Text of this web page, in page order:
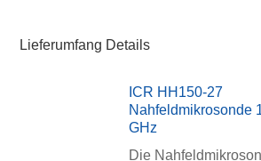
Lieferumfang Details
ICR HH150-27
Nahfeldmikrosonde
GHz
Die